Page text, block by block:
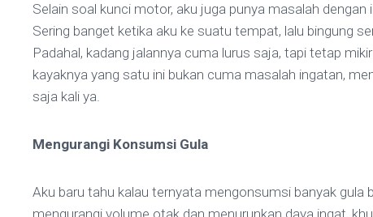
Selain soal kunci motor, aku juga punya masalah
Sering banget ketika aku ke suatu tempat, lalu bingung
Padahal, kadang jalannya cuma lurus saja, tapi tetap
kayaknya yang satu ini bukan cuma masalah ingatan,
saja kali ya.
Mengurangi Konsumsi Gula
Aku baru tahu kalau ternyata mengonsumsi banyak gula
mengurangi volume otak dan menurunkan daya ingat,